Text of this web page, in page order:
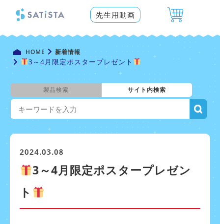
先生用動画
HOME 新着情報
3～4月限定ポスタープレゼント
製品検索 サイト内検索
2024.03.08
3～4月限定ポスタープレゼン
ト